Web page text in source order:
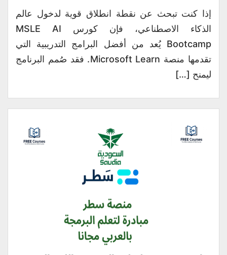
إذا كنت تبحث عن نقطة انطلاق قوية لدخول عالم
الذكاء الاصطناعي، فإن كورس MSLE AI
Bootcamp يُعد من أفضل البرامج التدريبية التي
تقدمها منصة Microsoft Learn. فقد صُمم البرنامج
ليمنح […]